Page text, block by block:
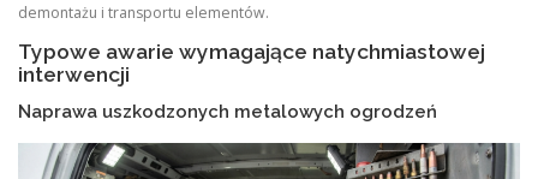
demontażu i transportu elementów.
Typowe awarie wymagające natychmiastowej
interwencji
Naprawa uszkodzonych metalowych ogrodzeń